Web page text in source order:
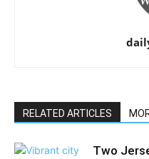
RELATED ARTICLES
Two